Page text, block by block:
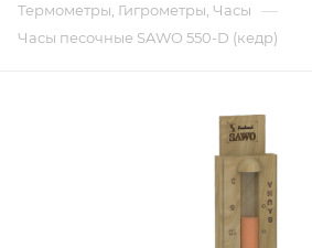
Термометры, Гигрометры, Часы —
Часы песочные SAWO 550-D (кедр)